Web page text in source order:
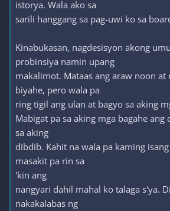
istorya. Wala ako sa
sarili hanggang sa pag-uwi ko sa
Kinabukasan, nagdesisyon akong
probinsiya namin upang
makalimot. Mataas ang araw noon at
biyahe, pero wala pa
ring tigil ang ulan at bagyo sa aking
Mabigat pa sa aking mga bagahe ang
sa aking
dibdib. Kahit na wala pa kaming
masakit pa rin sa
'kin ang
nangyari dahil mahal ko talaga s'ya.
nakakalabas ng